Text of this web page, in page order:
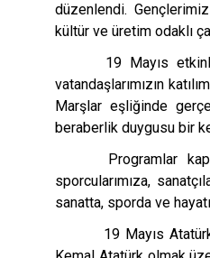
düzenlendi.
kültür ve üretim odaklı
19 Mayıs
vatandaşlarımızın
Marşlar eşliğinde
beraberlik duygusu bir
Programlar
sporcularımıza,
sanatta, sporda ve
19 Mayıs